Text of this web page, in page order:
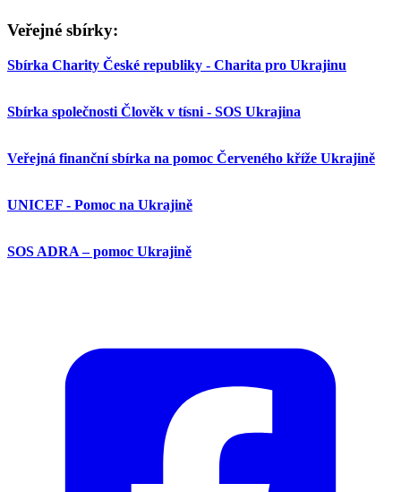
Veřejné sbírky:
Sbírka Charity České republiky - Charita pro Ukrajinu
Sbírka společnosti Člověk v tísni - SOS Ukrajina
Veřejná finanční sbírka na pomoc Červeného kříže Ukrajině
UNICEF - Pomoc na Ukrajině
SOS ADRA – pomoc Ukrajině